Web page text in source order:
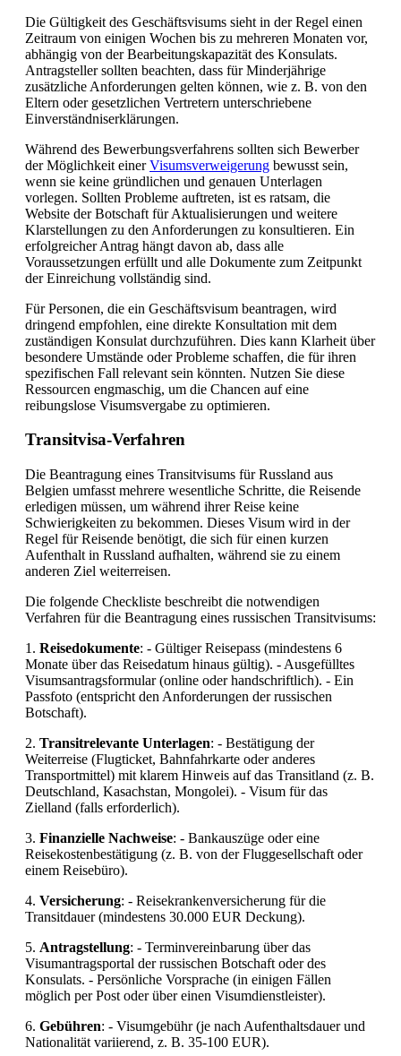
Die Gültigkeit des Geschäftsvisums sieht in der Regel einen
Zeitraum von einigen Wochen bis zu mehreren Monaten vor,
abhängig von der Bearbeitungskapazität des Konsulats.
Antragsteller sollten beachten, dass für Minderjährige
zusätzliche Anforderungen gelten können, wie z. B. von den
Eltern oder gesetzlichen Vertretern unterschriebene
Einverständniserklärungen.
Während des Bewerbungsverfahrens sollten sich Bewerber
der Möglichkeit einerVisumsverweigerung bewusst sein,
wenn sie keine gründlichen und genauen Unterlagen
vorlegen. Sollten Probleme auftreten, ist es ratsam, die
Website der Botschaft für Aktualisierungen und weitere
Klarstellungen zu den Anforderungen zu konsultieren. Ein
erfolgreicher Antrag hängt davon ab, dass alle
Voraussetzungen erfüllt und alle Dokumente zum Zeitpunkt
der Einreichung vollständig sind.
Für Personen, die ein Geschäftsvisum beantragen, wird
dringend empfohlen, eine direkte Konsultation mit dem
zuständigen Konsulat durchzuführen. Dies kann Klarheit über
besondere Umstände oder Probleme schaffen, die für ihren
spezifischen Fall relevant sein könnten. Nutzen Sie diese
Ressourcen engmaschig, um die Chancen auf eine
reibungslose Visumsvergabe zu optimieren.
Transitvisa-Verfahren
Die Beantragung eines Transitvisums für Russland aus
Belgien umfasst mehrere wesentliche Schritte, die Reisende
erledigen müssen, um während ihrer Reise keine
Schwierigkeiten zu bekommen. Dieses Visum wird in der
Regel für Reisende benötigt, die sich für einen kurzen
Aufenthalt in Russland aufhalten, während sie zu einem
anderen Ziel weiterreisen.
Die folgende Checkliste beschreibt die notwendigen
Verfahren für die Beantragung eines russischen Transitvisums:
1. Reisedokumente: - Gültiger Reisepass (mindestens 6
Monate über das Reisedatum hinaus gültig). - Ausgefülltes
Visumsantragsformular (online oder handschriftlich). - Ein
Passfoto (entspricht den Anforderungen der russischen
Botschaft).
2. Transitrelevante Unterlagen: - Bestätigung der
Weiterreise (Flugticket, Bahnfahrkarte oder anderes
Transportmittel) mit klarem Hinweis auf das Transitland (z. B.
Deutschland, Kasachstan, Mongolei). - Visum für das
Zielland (falls erforderlich).
3. Finanzielle Nachweise: - Bankauszüge oder eine
Reisekostenbestätigung (z. B. von der Fluggesellschaft oder
einem Reisebüro).
4. Versicherung: - Reisekrankenversicherung für die
Transitdauer (mindestens 30.000 EUR Deckung).
5. Antragstellung: - Terminvereinbarung über das
Visumantragsportal der russischen Botschaft oder des
Konsulats. - Persönliche Vorsprache (in einigen Fällen
möglich per Post oder über einen Visumdienstleister).
6. Gebühren: - Visumgebühr (je nach Aufenthaltsdauer und
Nationalität variierend, z. B. 35-100 EUR).